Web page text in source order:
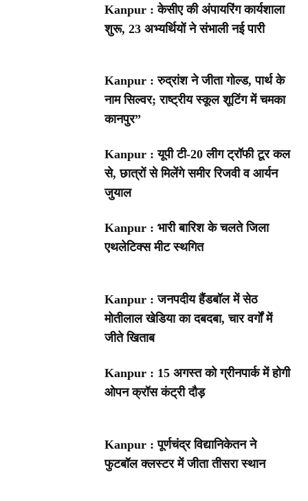
Kanpur : केसीए की अंपायरिंग कार्यशाला
शुरू, 23 अभ्यर्थियों ने संभाली नई पारी
Kanpur : रुद्रांश ने जीता गोल्ड, पार्थ के
नाम सिल्वर; राष्ट्रीय स्कूल शूटिंग में चमका
कानपुर”
Kanpur : यूपी टी-20 लीग ट्रॉफी टूर कल
से, छात्रों से मिलेंगे समीर रिजवी व आर्यन
जुयाल
Kanpur : भारी बारिश के चलते जिला
एथलेटिक्स मीट स्थगित
Kanpur : जनपदीय हैंडबॉल में सेठ
मोतीलाल खेडिया का दबदबा, चार वर्गों में
जीते खिताब
Kanpur : 15 अगस्त को ग्रीनपार्क में होगी
ओपन क्रॉस कंट्री दौड़
Kanpur : पूर्णचंद्र विद्यानिकेतन ने
फुटबॉल क्लस्टर में जीता तीसरा स्थान